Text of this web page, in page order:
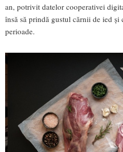
an, potrivit datelor cooperativei
însă să prindă gustul cărnii de ied și
perioade.